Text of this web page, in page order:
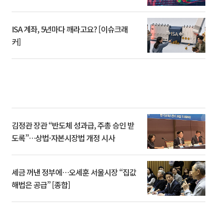
ISA 계좌, 5년마다 깨라고요? [이슈크래
커]
김정관 장관 “반도체 성과급, 주총 승인 받
도록”…상법·자본시장법 개정 시사
세금 꺼낸 정부에…오세훈 서울시장 “집값
해법은 공급” [종합]